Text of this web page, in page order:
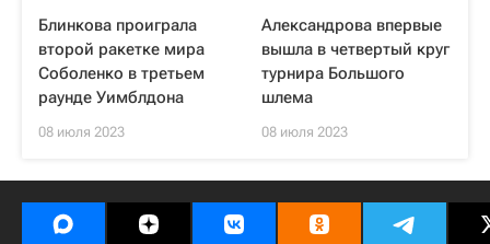
Блинкова проиграла
второй ракетке мира
Соболенко в третьем
раунде Уимблдона
08 июля 2023
Александрова впервые
вышла в четвертый круг
турнира Большого
шлема
08 июля 2023